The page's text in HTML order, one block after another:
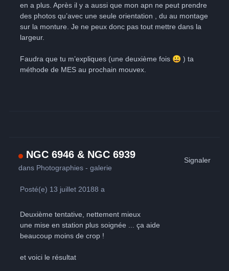
en a plus. Après il y a aussi que mon apn ne peut prendre
des photos qu’avec une seule orientation , du au montage
sur la monture. Je ne peux donc pas tout mettre dans la
largeur.
Faudra que tu m’expliques (une deuxième fois 😀 ) ta
méthode de MES au prochain mouvex.
NGC 6946 & NGC 6939
dans Photographies - galerie
Signaler
Posté(e) 13 juillet 20188 a
Deuxième tentative, nettement mieux
une mise en station plus soignée ... ça aide
beaucoup moins de crop !
et voici le résultat